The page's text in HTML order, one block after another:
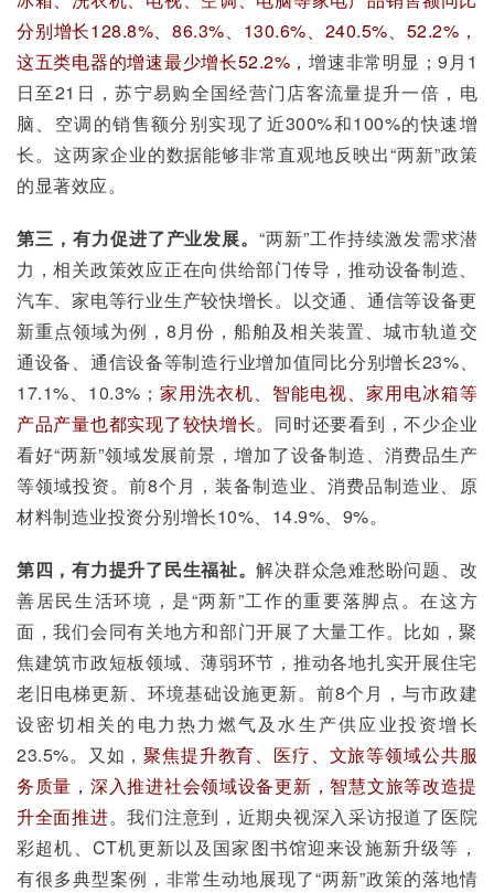
分别增长128.8%、86.3%、130.6%、240.5%、52.2%，
这五类电器的增速最少增长52.2%，增速非常明显；9月1
日至21日，苏宁易购全国经营门店客流量提升一倍，电
脑、空调的销售额分别实现了近300%和100%的快速增
长。这两家企业的数据能够非常直观地反映出“两新”政策
的显著效应。
第三，有力促进了产业发展。“两新”工作持续激发需求潜
力，相关政策效应正在向供给部门传导，推动设备制造、
汽车、家电等行业生产较快增长。以交通、通信等设备更
新重点领域为例，8月份，船舶及相关装置、城市轨道交
通设备、通信设备等制造行业增加值同比分别增长23%、
17.1%、10.3%； 家用洗衣机、智能电视、家用电冰箱等
产品产量也都实现了较快增长。同时还要看到，不少企业
看好“两新”领域发展前景，增加了设备制造、消费品生产
等领域投资。前8个月，装备制造业、消费品制造业、原
材料制造业投资分别增长10%、14.9%、9%。
第四，有力提升了民生福祉。解决群众急难愁盼问题、改
善居民生活环境，是“两新”工作的重要落脚点。在这方
面，我们会同有关地方和部门开展了大量工作。比如，聚
焦建筑市政短板领域、薄弱环节，推动各地扎实开展住宅
老旧电梯更新、环境基础设施更新。前8个月，与市政建
设密切相关的电力热力燃气及水生产供应业投资增长
23.5%。又如，聚焦提升教育、医疗、文旅等领域公共服
务质量，深入推进社会领域设备更新，智慧文旅等改造提
升全面推进。我们注意到，近期央视深入采访报道了医院
彩超机、CT机更新以及国家图书馆迎来设施新升级等，
有很多典型案例，非常生动地展现了“两新”政策的落地情